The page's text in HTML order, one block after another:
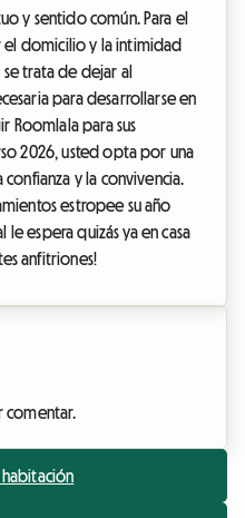
y sentido común. Para el
el domicilio y la intimidad
trata de dejar al
para desarrollarse en
Roomlala para sus
2026, usted opta por una
y la convivencia.
estropee su año
espera quizás ya en casa
anfitriones!
comentar.
habitación